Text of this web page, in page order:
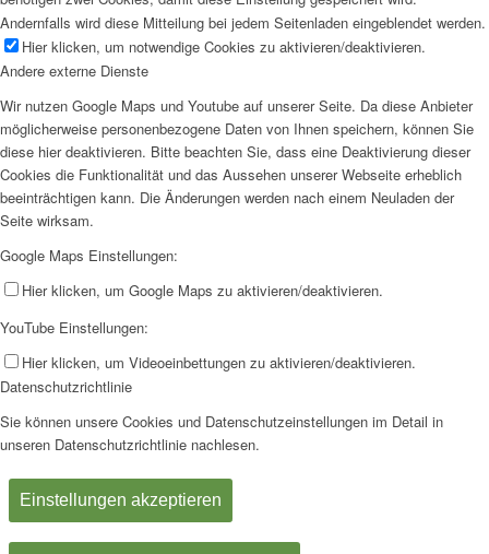
Andernfalls wird diese Mitteilung bei jedem Seitenladen eingeblendet werden.
Hier klicken, um notwendige Cookies zu aktivieren/deaktivieren.
Andere externe Dienste
Wir nutzen Google Maps und Youtube auf unserer Seite. Da diese Anbieter
möglicherweise personenbezogene Daten von Ihnen speichern, können Sie
diese hier deaktivieren. Bitte beachten Sie, dass eine Deaktivierung dieser
Cookies die Funktionalität und das Aussehen unserer Webseite erheblich
beeinträchtigen kann. Die Änderungen werden nach einem Neuladen der
Seite wirksam.
Google Maps Einstellungen:
Hier klicken, um Google Maps zu aktivieren/deaktivieren.
YouTube Einstellungen:
Hier klicken, um Videoeinbettungen zu aktivieren/deaktivieren.
Datenschutzrichtlinie
Sie können unsere Cookies und Datenschutzeinstellungen im Detail in
unseren Datenschutzrichtlinie nachlesen.
Einstellungen akzeptieren